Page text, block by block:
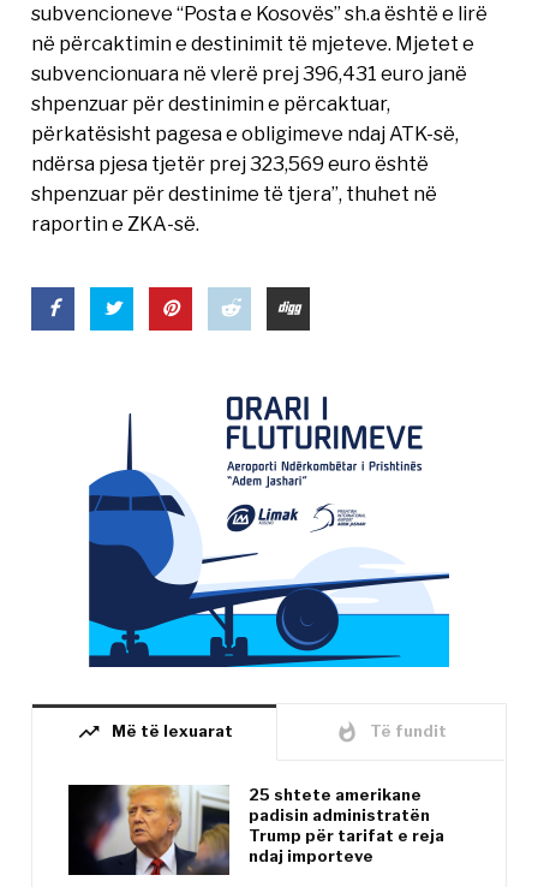
subvencioneve “Posta e Kosovës” sh.a është e lirë
në përcaktimin e destinimit të mjeteve. Mjetet e
subvencionuara në vlerë prej 396,431 euro janë
shpenzuar për destinimin e përcaktuar,
përkatësisht pagesa e obligimeve ndaj ATK-së,
ndërsa pjesa tjetër prej 323,569 euro është
shpenzuar për destinime të tjera”, thuhet në
raportin e ZKA-së.
trending_up Më të lexuarat whatshot Të fundit
25 shtete amerikane
padisin administratën
Trump për tarifat e reja
ndaj importeve